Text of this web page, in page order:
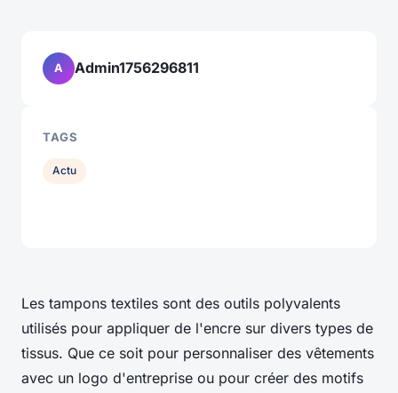
Les tampons textiles sont des outils polyvalents
utilisés pour appliquer de l'encre sur divers types de
tissus. Que ce soit pour personnaliser des vêtements
avec un logo d'entreprise ou pour créer des motifs
A Admin1756296811
TAGS
Actu